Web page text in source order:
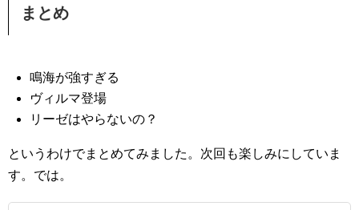
まとめ
鳴海が強すぎる
ヴィルマ登場
リーゼはやらないの？
というわけでまとめてみました。次回も楽しみにしていま
す。では。